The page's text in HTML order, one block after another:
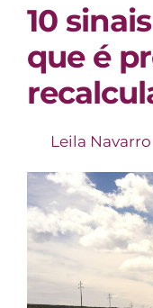
10
que é
Leila Navarro